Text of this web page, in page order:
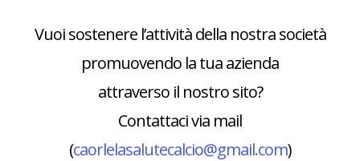
Vuoi sostenere l’attività della nostra società
promuovendo la tua azienda
attraverso il nostro sito?
Contattaci via mail
(caorlelasalutecalcio@gmail.com)